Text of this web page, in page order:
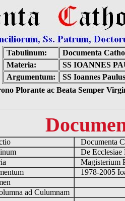
Tabulinum:
Documenta
Materia:
SS IOANNES
Argumentum:
SS Ioannes
Plorante ac Beata Semper
Documenta
De
Magisterium
1978-2005
ad Culumnam